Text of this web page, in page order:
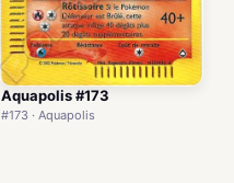
Aquapolis #173
#173 · Aquapolis